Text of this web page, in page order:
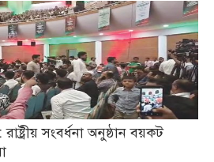
সংবর্ধনা অনুষ্ঠান বয়কট